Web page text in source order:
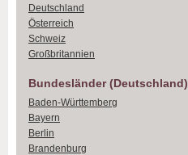
Deutschland
Österreich
Schweiz
Großbritannien
Bundesländer (Deutschland)
Baden-Württemberg
Bayern
Berlin
Brandenburg